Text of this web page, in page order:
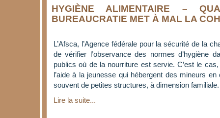
HYGIÈNE ALIMENTAIRE –
BUREAUCRATIE MET À MAL LA
L’Afsca, l’Agence fédérale pour la sécurité de la
de vérifier l’observance des normes d’hygiène
publics où de la nourriture est servie. C’est le
l’aide à la jeunesse qui hébergent des mineurs
souvent de petites structures, à dimension familiale.
Lire la suite...